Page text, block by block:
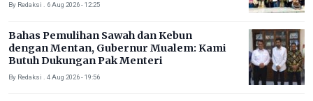
By Redaksi . 6 Aug 2026 - 12:25
Bahas Pemulihan Sawah dan Kebun
dengan Mentan, Gubernur Mualem: Kami
Butuh Dukungan Pak Menteri
By Redaksi . 4 Aug 2026 - 19:56